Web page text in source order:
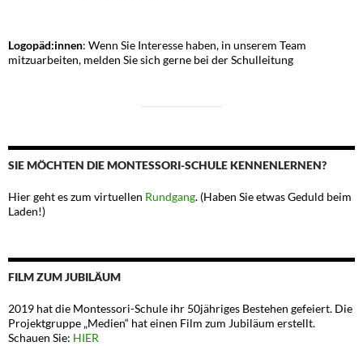
Logopäd:innen: Wenn Sie Interesse haben, in unserem Team
mitzuarbeiten, melden Sie sich gerne bei der Schulleitung
SIE MÖCHTEN DIE MONTESSORI-SCHULE KENNENLERNEN?
Hier geht es zum virtuellen Rundgang. (Haben Sie etwas Geduld beim
Laden!)
FILM ZUM JUBILÄUM
2019 hat die Montessori-Schule ihr 50jähriges Bestehen gefeiert. Die
Projektgruppe „Medien“ hat einen Film zum Jubiläum erstellt.
Schauen Sie: HIER